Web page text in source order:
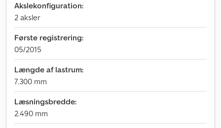
Akslekonfiguration:
2 aksler
Første registrering:
05/2015
Længde af lastrum:
7.300 mm
Læsningsbredde:
2.490 mm